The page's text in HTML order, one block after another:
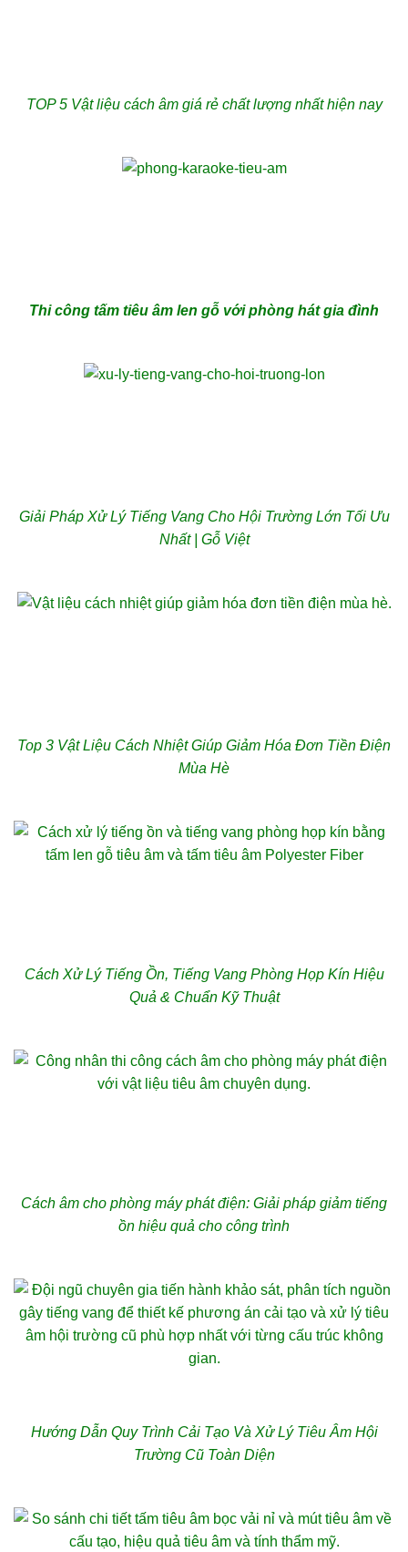
TOP 5 Vật liệu cách âm giá rẻ chất lượng nhất hiện nay
Thi công tấm tiêu âm len gỗ với phòng hát gia đình
Giải Pháp Xử Lý Tiếng Vang Cho Hội Trường Lớn Tối Ưu
Nhất | Gỗ Việt
Top 3 Vật Liệu Cách Nhiệt Giúp Giảm Hóa Đơn Tiền Điện
Mùa Hè
Cách Xử Lý Tiếng Ồn, Tiếng Vang Phòng Họp Kín Hiệu
Quả & Chuẩn Kỹ Thuật
Cách âm cho phòng máy phát điện: Giải pháp giảm tiếng
ồn hiệu quả cho công trình
Hướng Dẫn Quy Trình Cải Tạo Và Xử Lý Tiêu Âm Hội
Trường Cũ Toàn Diện